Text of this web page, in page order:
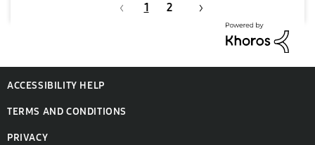
1 2
ACCESSIBILITY HELP
TERMS AND CONDITIONS
PRIVACY